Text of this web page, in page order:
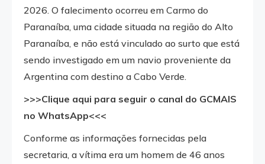
2026. O falecimento ocorreu em Carmo do
Paranaíba, uma cidade situada na região do Alto
Paranaíba, e não está vinculado ao surto que está
sendo investigado em um navio proveniente da
Argentina com destino a Cabo Verde.
>>>Clique aqui para seguir o canal do GCMAIS
no WhatsApp<<<
Conforme as informações fornecidas pela
secretaria, a vítima era um homem de 46 anos